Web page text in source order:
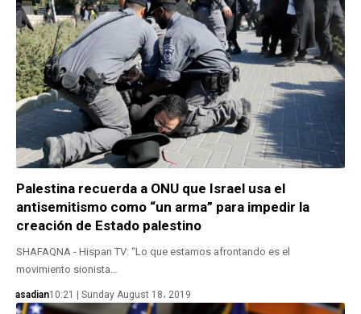
Palestina recuerda a ONU que Israel usa el
antisemitismo como “un arma” para impedir la
creación de Estado palestino
SHAFAQNA - Hispan TV: “Lo que estamos afrontando es el
movimiento sionista…
asadian10:21 | Sunday August 18، 2019